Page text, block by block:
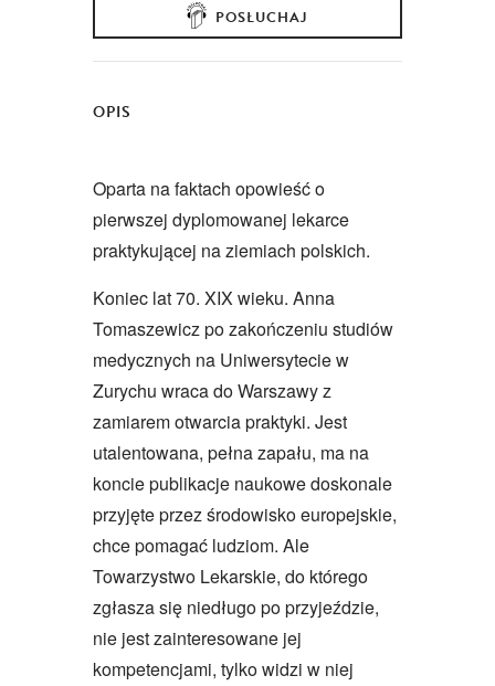
POSŁUCHAJ
OPIS
Oparta na faktach opowieść o
pierwszej dyplomowanej lekarce
praktykującej na ziemiach polskich.
Koniec lat 70. XIX wieku. Anna
Tomaszewicz po zakończeniu studiów
medycznych na Uniwersytecie w
Zurychu wraca do Warszawy z
zamiarem otwarcia praktyki. Jest
utalentowana, pełna zapału, ma na
koncie publikacje naukowe doskonale
przyjęte przez środowisko europejskie,
chce pomagać ludziom. Ale
Towarzystwo Lekarskie, do którego
zgłasza się niedługo po przyjeździe,
nie jest zainteresowane jej
kompetencjami, tylko widzi w niej